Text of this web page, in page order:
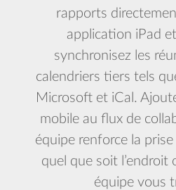
rapports
application iPad
synchronisez les
calendriers tiers tels
Microsoft et iCal.
mobile au flux de
équipe renforce la
quel que soit
équipe vous